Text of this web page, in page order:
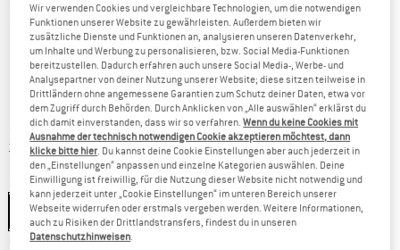
Detailansichten
Preis:23,70€ inkl. MwSt.
zzgl. VersandkostenInformationen zu den Versandkosten. Öffnet sich in
Farbe:Black
Black
Größe wählen:
Wir verwenden Cookies und vergleichbare Technologien, um die notwendigen
Funktionen unserer Website zu gewährleisten. Außerdem bieten wir
zusätzliche Dienste und Funktionen an, analysieren unseren Datenverkehr,
um Inhalte und Werbung zu personalisieren, bzw. Social Media-Funktionen
bereitzustellen. Dadurch erfahren auch unsere Social Media-, Werbe- und
Analysepartner von deiner Nutzung unserer Website; diese sitzen teilweise in
Drittländern ohne angemessene Garantien zum Schutz deiner Daten, etwa vor
dem Zugriff durch Behörden. Durch Anklicken von „Alle auswählen“ erklärst du
dich damit einverstanden, dass wir so verfahren.Wenn du keine Cookies mit
Ausnahme der technisch notwendigen Cookie akzeptieren möchtest, dann
klicke bitte hier. Du kannst deine Cookie Einstellungen aber auch jederzeit in
den „Einstellungen“ anpassen und einzelne Kategorien auswählen. Deine
Einwilligung ist freiwillig, für die Nutzung dieser Website nicht notwendig und
kann jederzeit unter „Cookie Einstellungen“ im unteren Bereich unserer
Webseite widerrufen oder erstmals vergeben werden. Weitere Informationen,
auch zu Risiken der Drittlandstransfers, findest du in unseren
Datenschutzhinweisen.